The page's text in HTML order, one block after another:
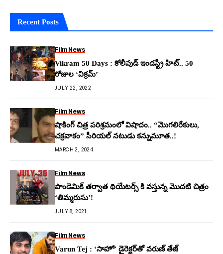
Recent Posts
Film News
Vikram 50 Days : కోలీవుడ్ ఇండస్ట్రీ హిట్.. 50
రోజుల ‘విక్రమ్’
JULY 22, 2022
Film News
షాకింగ్ చిత్ర పరిశ్రమంలో విషాదం.. “మొగలిరేకులు,
చక్రవాకం” సీరియల్ నటుడు కన్నుమూత..!
MARCH 2, 2024
Film News
పాండెమిక్ తర్వాత థియేటర్స్ కి వస్తున్న మొదటి చిత్రం
‘తిమ్మరుసు’!
JULY 8, 2021
Film News
Varun Tej : ‘సాహో’ డైరెక్టర్‌తో వరుణ్ తేజ్